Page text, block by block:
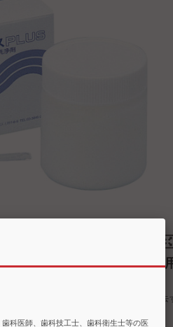
な浸透性・分散性・剥離性によって除去
科医師、歯科技工士、歯科衛生士等の医